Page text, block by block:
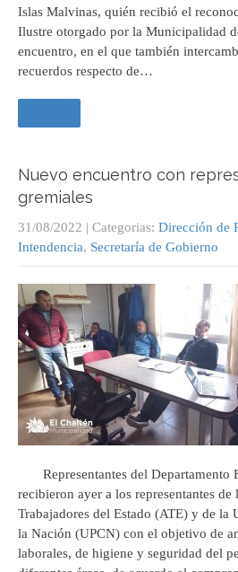
Islas Malvinas, quién recibió el
Ilustre otorgado por la
encuentro, en el que también
recuerdos respecto de…
Nuevo encuentro con
gremiales
31/08/2022 | Categorias: Dirección de
Intendencia, Secretaría de Gobierno
Representantes del Departamento
recibieron ayer a los representantes de
Trabajadores del Estado (ATE) y de la
la Nación (UPCN) con el objetivo de
laborales, de higiene y seguridad del